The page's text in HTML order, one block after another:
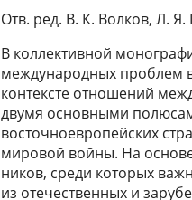
Отв. ред. В. К. Волков, Л. Я.
В коллективной
международ­ных проблем
контексте отношений
двумя основными
восточноевропейских
мировой войны. На
ников, среди которых
из отечественных и